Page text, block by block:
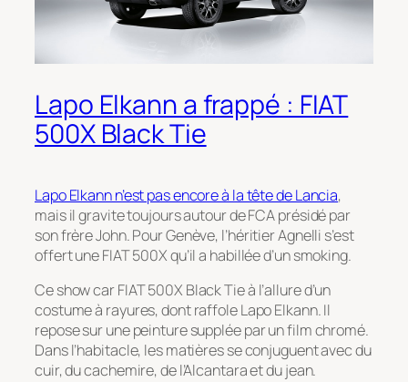
Lapo Elkann a frappé : FIAT
500X Black Tie
Lapo Elkann n’est pas encore à la tête de Lancia,
mais il gravite toujours autour de FCA présidé par
son frère John. Pour Genève, l’héritier Agnelli s’est
offert une FIAT 500X qu’il a habillée d’un smoking.
Ce show car FIAT 500X Black Tie à l’allure d’un
costume à rayures, dont raffole Lapo Elkann. Il
repose sur une peinture supplée par un film chromé.
Dans l’habitacle, les matières se conjuguent avec du
cuir, du cachemire, de l’Alcantara et du jean.